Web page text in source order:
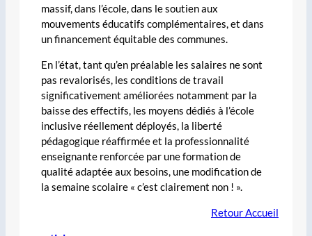
massif, dans l’école, dans le soutien aux
mouvements éducatifs complémentaires, et dans
un financement équitable des communes.
En l’état, tant qu’en préalable les salaires ne sont
pas revalorisés, les conditions de travail
significativement améliorées notamment par la
baisse des effectifs, les moyens dédiés à l’école
inclusive réellement déployés, la liberté
pédagogique réaffirmée et la professionnalité
enseignante renforcée par une formation de
qualité adaptée aux besoins, une modification de
la semaine scolaire « c’est clairement non ! ».
Retour Accueil